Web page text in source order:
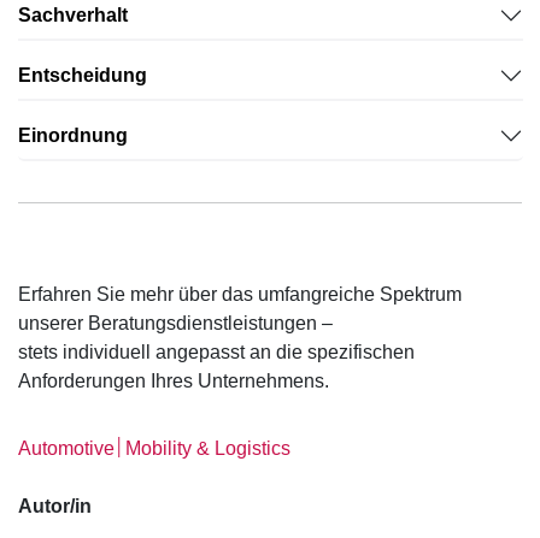
Sachverhalt
Entscheidung
Einordnung
Erfahren Sie mehr über das umfangreiche Spektrum
unserer Beratungsdienstleistungen –
stets individuell angepasst an die spezifischen
Anforderungen Ihres Unternehmens.
Automotive Mobility & Logistics
Autor/in